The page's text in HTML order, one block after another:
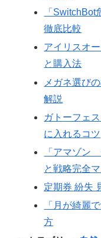
「
徹底比較
アイリスオ
と購入法
メガネ選び
解説
ガトーフェ
に入れるコツ
「アマゾ
と戦略完全
定期券 紛失
「月が綺麗
方